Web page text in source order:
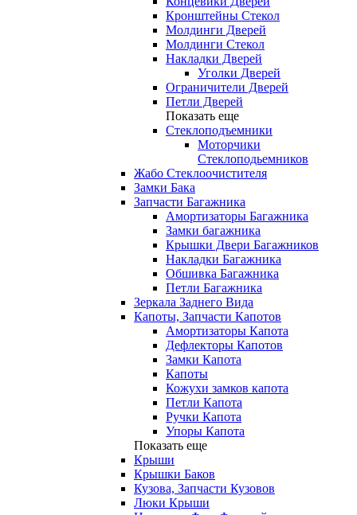
Кронштейны Стекол
Молдинги Дверей
Молдинги Стекол
Накладки Дверей
Уголки Дверей
Ограничители Дверей
Петли Дверей
Показать еще
Стеклоподъемники
Моторчики
Стеклоподьемников
Жабо Стеклоочистителя
Замки Бака
Запчасти Багажника
Амортизаторы Багажника
Замки багажника
Крышки Двери Багажников
Накладки Багажника
Обшивка Багажника
Петли Багажника
Зеркала Заднего Вида
Капоты, Запчасти Капотов
Амортизаторы Капота
Дефлекторы Капотов
Замки Капота
Капоты
Кожухи замков капота
Петли Капота
Ручки Капота
Упоры Капота
Показать еще
Крыши
Крышки Баков
Кузова, Запчасти Кузовов
Люки Крыши